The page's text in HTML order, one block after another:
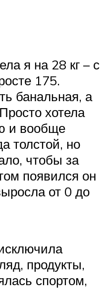
я на 28 кг – с
175.
банальная, а
хотела
и вообще
толстой, но
чтобы за
появился он
от 0 до
продукты,
спортом,